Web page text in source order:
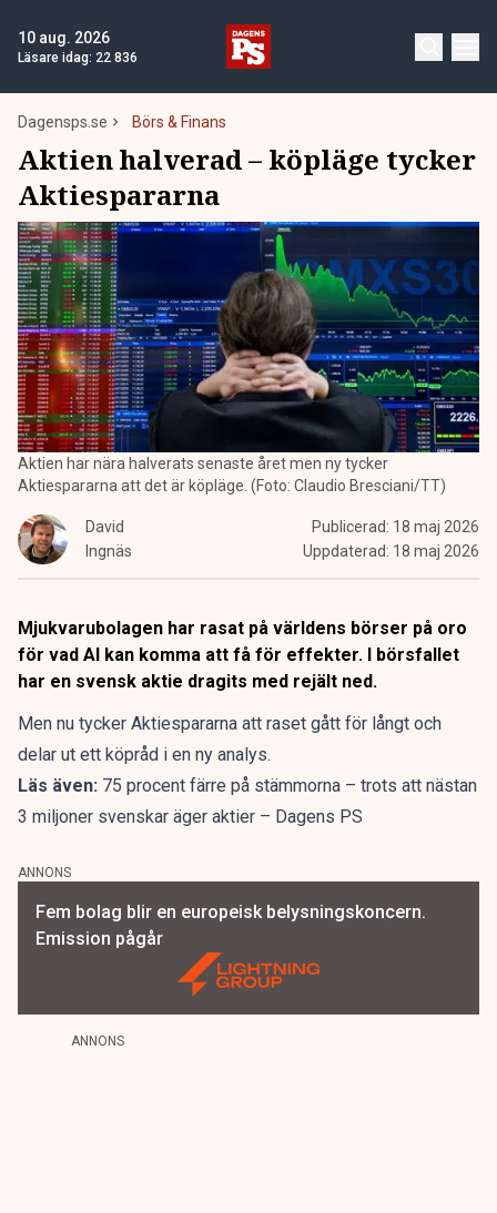
10 aug. 2026
Läsare idag: 22 836
Dagensps.se Börs & Finans
Aktien halverad – köpläge tycker
Aktiespararna
Aktien har nära halverats senaste året men ny tycker
Aktiespararna att det är köpläge. (Foto: Claudio Bresciani/TT)
David
Ingnäs
Publicerad: 18 maj 2026
Uppdaterad: 18 maj 2026
Mjukvarubolagen har rasat på världens börser på oro
för vad AI kan komma att få för effekter. I börsfallet
har en svensk aktie dragits med rejält ned.
Men nu tycker Aktiespararna att raset gått för långt och
delar ut ett köpråd i en ny analys.
Läs även: 75 procent färre på stämmorna – trots att nästan
3 miljoner svenskar äger aktier – Dagens PS
ANNONS
Fem bolag blir en europeisk belysningskoncern.
Emission pågår
ANNONS